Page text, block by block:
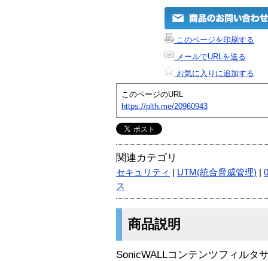
このページを印刷する
メールでURLを送る
お気に入りに追加する
このページのURL
https://plth.me/20960943
関連カテゴリ
セキュリティ UTM(統合脅威管理)
ス
商品説明
SonicWALLコンテンツフィルタ